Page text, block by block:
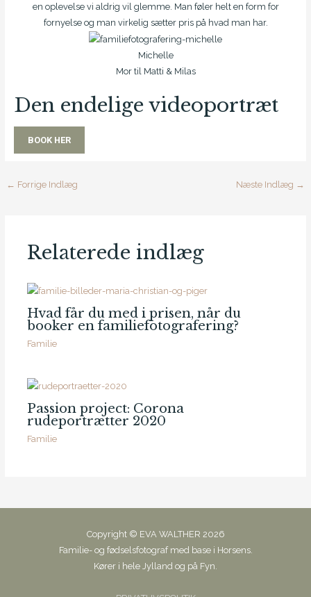
en oplevelse vi aldrig vil glemme. Man føler helt en form for
fornyelse og man virkelig sætter pris på hvad man har.
Michelle
Mor til Matti & Milas
Den endelige videoportræt
BOOK HER
← Forrige Indlæg Næste Indlæg →
Relaterede indlæg
Hvad får du med i prisen, når du
booker en familiefotografering?
Familie
Passion project: Corona
rudeportrætter 2020
Familie
Copyright © EVA WALTHER 2026
Familie- og fødselsfotograf med base i Horsens.
Kører i hele Jylland og på Fyn.